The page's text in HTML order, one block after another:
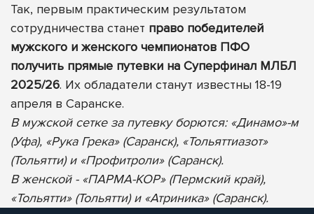
Так, первым практическим результатом
сотрудничества станет право победителей
мужского и женского чемпионатов ПФО
получить прямые путевки на Суперфинал МЛБЛ
2025/26. Их обладатели станут известны 18-19
апреля в Саранске.
В мужской сетке за путевку борются: «Динамо»-м
(Уфа), «Рука Грека» (Саранск), «Тольяттиазот»
(Тольятти) и «Профитроли» (Саранск).
В женской - «ПАРМА-КОР» (Пермский край),
«Тольятти» (Тольятти) и «Атриника» (Саранск).